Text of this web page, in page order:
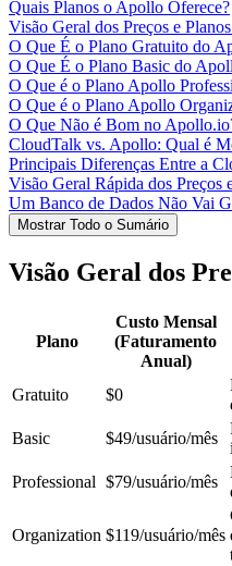
Quais Planos o Apollo Oferece?
Visão Geral dos Preços e
O Que É o Plano Gratuito do
O Que É o Plano Basic do
O Que é o Plano Apollo
O Que é o Plano Apollo
O Que Não é Bom no
CloudTalk vs. Apollo: Qual é
Principais Diferenças Entre a
Visão Geral Rápida dos Preços
Um Banco de Dados Não Vai
Mostrar Todo o Sumário
Visão Geral dos
Plano
Custo Mensal
(Faturamento
Anual)
Gratuito $0
Basic
$49/usuário/mês
Professional $79/usuário/mês
Organization $119/usuário/mês